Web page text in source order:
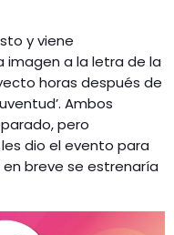
y viene
a la letra de la
horas después de
Ambos
pero
dio el evento para
breve se estrenaría